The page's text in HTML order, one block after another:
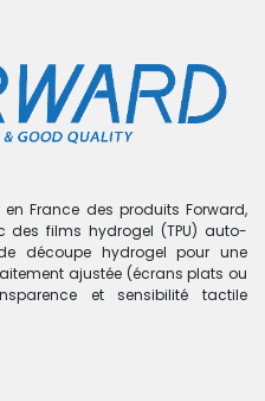
0 articles trouvés.
aucun
!
la catégorieXiaomi Mi A3
France des produits Forward,
des films hydrogel (TPU) auto-
découpe hydrogel pour une
ajustée (écrans plats ou
et sensibilité tactile